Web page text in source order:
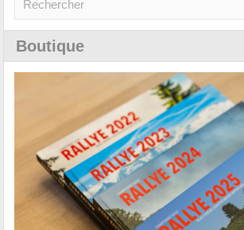
Boutique